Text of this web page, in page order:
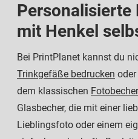
Personalisierte
mit Henkel
Bei PrintPlanet kannst du
Trinkgefäße bedrucken oder
dem klassischen Fotobecher
Glasbecher, die mit einer
Lieblingsfoto oder einem